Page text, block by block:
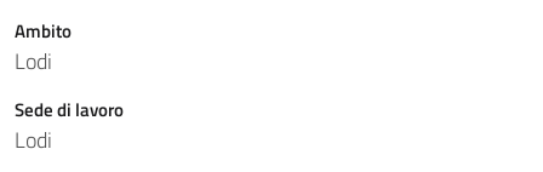
Ambito
Lodi
Sede di lavoro
Lodi